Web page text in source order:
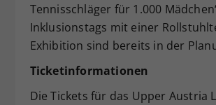
Tennisschläger für 1.000
Inklusionstags mit einer
Exhibition sind bereits in der
Ticketinformationen
Die Tickets für das Upper Austria